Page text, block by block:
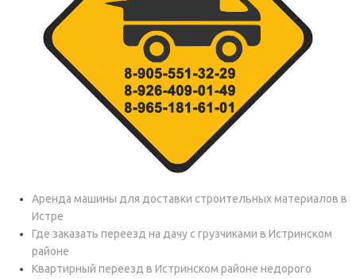
Аренда машины для доставки строительных материалов в
Истре
Где заказать переезд на дачу с грузчиками в Истринском
районе
Квартирный переезд в Истринском районе недорого